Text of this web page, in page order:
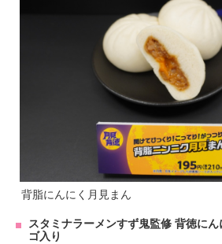
背脂にんにく月見まん
スタミナラーメンすず鬼監修 背徳に
ゴ入り